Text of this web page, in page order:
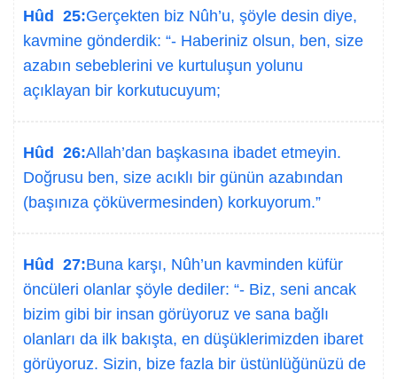
Hûd 25:Gerçekten biz Nûh’u, şöyle desin diye,
kavmine gönderdik: “- Haberiniz olsun, ben, size
azabın sebeblerini ve kurtuluşun yolunu
açıklayan bir korkutucuyum;
Hûd 26:Allah’dan başkasına ibadet etmeyin.
Doğrusu ben, size acıklı bir günün azabından
(başınıza çöküvermesinden) korkuyorum.”
Hûd 27:Buna karşı, Nûh’un kavminden küfür
öncüleri olanlar şöyle dediler: “- Biz, seni ancak
bizim gibi bir insan görüyoruz ve sana bağlı
olanları da ilk bakışta, en düşüklerimizden ibaret
görüyoruz. Sizin, bize fazla bir üstünlüğünüzü de